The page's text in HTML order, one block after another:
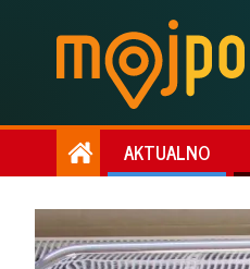
AKTUALNO